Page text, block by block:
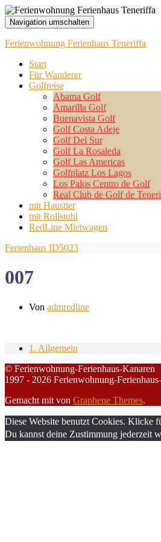
Navigation umschalten
Ferienwohnung Ferienhaus Teneriffa
Start
Für Wanderer
Golfreise
Abama Golf
Amarilla Golf
Buenavista Golf
Golf Costa Adeje
Golf Del Sur
Golf La Rosaleda
Golf Las Americas
Golfplatz Los Lagos
Los Palos Centro de Golf
Real Club de Golf de
mit Haustier
mit Rollstuhl
RedLine Mietwagen
Ferienhaus ID5023
007
Von admredline
1. Allgemein
© Ferienwohnung-Ferienhaus-Kanaren
1997 - 2026 Ferienwohnung-
Gemacht mit von Graphene Themes.
Diese Website benutzt Cookies. Klicke
Du kannst deine Zustimmung jederzeit